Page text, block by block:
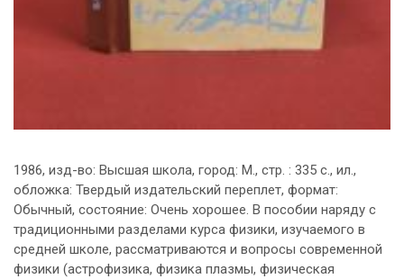
1986, изд-во: Высшая школа, город: М., стр. : 335 с., ил.,
обложка: Твердый издательский переплет, формат:
Обычный, состояние: Очень хорошее. В пособии наряду с
традиционными разделами курса физики, изучаемого в
средней школе, рассматриваются и вопросы современной
физики (астрофизика, физика плазмы, физическая